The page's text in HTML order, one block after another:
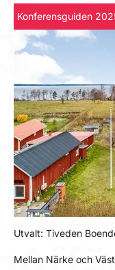
Konferensguiden
Utvalt: Tiveden
Mellan Närke och